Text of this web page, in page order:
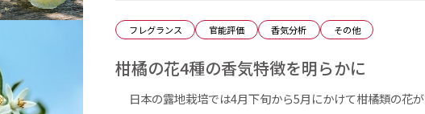
フレグランス 官能評価 香気分析 その他
柑橘の花4種の香気特徴を明らかに
日本の露地栽培では4月下旬から5月にかけて柑橘類の花